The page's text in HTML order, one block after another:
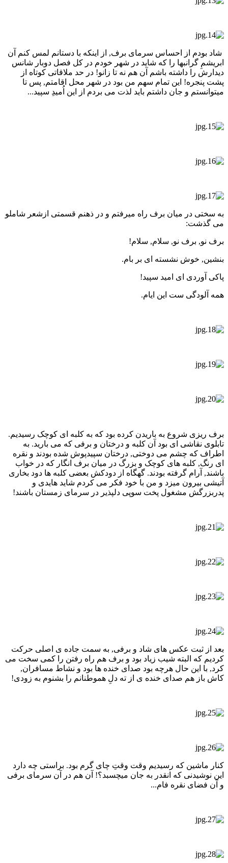
شاد بودم از احساس سرمای برف, از اینکه با دستانم لمس کنم آن
ابریشمِ گرانبها را که شاید در شهر خودم در کل فصل دوبار شانس
دیدارش را داشته باشم آن هم نه تا زانو! در حد ملاقاتی کوتاه از
پشت پنجره! این تمام سهم من بود در شهر محل اقامتم, پس تا
میتوانستم و جان داشتم باید لذت می بردم از این اُمیدِ سپید...
به سختی در میان برف راه میرفتم و در ذهنم قسمتی ازشعر شاملو
می گذشت:
برف نو, برف نو, سلام, سلام!
بنشین, خوش نشسته ای بر بام.
پاکی آوردی ای امید سپید!
همه آلودگی ست این ایام.
برف ریزی شروع به باریدن کرده بود که به کلبه ای کوچک رسیدیم.
تابلوی نقاشی ای بود آن کلبه و درختان و برفی که می بارید. به
اطراف که چشم می دوختی, درختان سپیدپوش شده بودند و نقره
ای رنگ, کلبه های کوچک و بزرگ در میان برف انگار که در خواب
باشند, آرام گرفته بودند. گهگاه از دودکش بعضی کلبه ها دود بخاری
آتیشی بیرون میزد و من با خود فکر می کردم شاید هایدی و
پدربزرگش مشغول پخت سوپی دلپذیر در سرمای زمستان باشند!
بعد از ثبت عکس های شاد و برفی, به سمت جاده ی اصلی حرکت
کردیم که البته شیب زیاد بود و برف هم راه رفتن را کمی سخت می
کرد, با این حال هرچه بود صدای خنده ها بود و نشاط مسافران,
کاش باز هم صدای خنده ی از ته دلِ هموطنانم را بشنوم به زودی!
کنار ماشین که رسیدیم وقت وقتِ چای گرم بود. براستی چه دارد
این نوشیدنی که انقدر به جان میچسبد؟! آن هم در آن سرمای برفی
و آن فضای نقره فام...